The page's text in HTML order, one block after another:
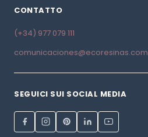
CONTATTO
(+34) 977 079 111
comunicaciones@ecoresinas.com
SEGUICI SUI SOCIAL MEDIA